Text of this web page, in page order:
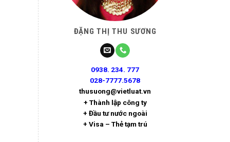
ĐẶNG THỊ THU SƯƠNG
0938. 234. 777
028-7777.5678
thusuong@vietluat.vn
+ Thành lập công ty
+ Đầu tư nước ngoài
+ Visa – Thẻ tạm trú